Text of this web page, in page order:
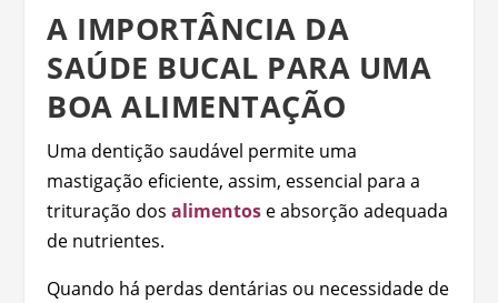
A IMPORTÂNCIA DA
SAÚDE BUCAL PARA UMA
BOA ALIMENTAÇÃO
Uma dentição saudável permite uma
mastigação eficiente, assim, essencial para a
trituração dosalimentos e absorção adequada
de nutrientes.
Quando há perdas dentárias ou necessidade de